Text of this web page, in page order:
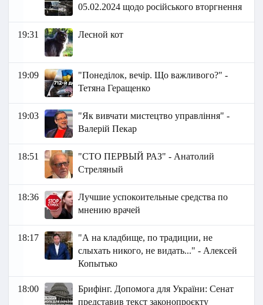
05.02.2024 щодо російського вторгнення
19:31 Лесной кот
19:09
"Понеділок, вечір. Що важливого?" -
Тетяна Геращенко
19:03
"Як вивчати мистецтво управління" -
Валерій Пекар
18:51
"СТО ПЕРВЫЙ РАЗ" - Анатолий
Стреляный
18:36
Лучшие успокоительные средства по
мнению врачей
18:17
"А на кладбище, по традиции, не
слыхать никого, не видать..." - Алексей
Копытько
18:00
Брифінг. Допомога для України: Сенат
представив текст законопроєкту